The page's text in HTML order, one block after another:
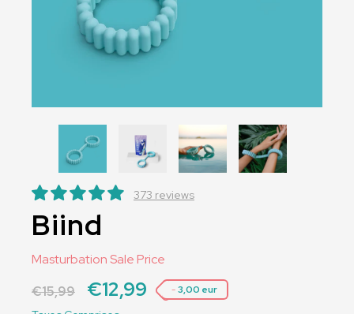
373 reviews
Biind
Masturbation Sale Price
€15,99
€12,99 -3,00 eur